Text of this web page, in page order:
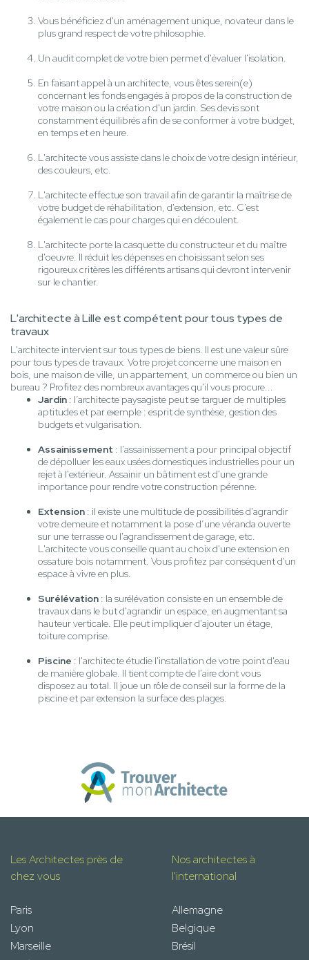
Vous bénéficiez d'un aménagement unique, novateur dans le
plus grand respect de votre philosophie.
Un audit complet de votre bien permet d'évaluer l'isolation.
En faisant appel à un architecte, vous êtes serein(e)
concernant les fonds engagés à propos de la construction de
votre maison ou la création d'un jardin. Ses devis sont
constamment équilibrés afin de se conformer à votre budget,
en temps et en heure.
L'architecte vous assiste dans le choix de votre design intérieur,
des couleurs, etc.
L'architecte effectue son travail afin de garantir la maîtrise de
votre budget de réhabilitation, d'extension, etc. C'est
également le cas pour charges qui en découlent.
L'architecte porte la casquette du constructeur et du maître
d'oeuvre. Il réduit les dépenses en choisissant selon ses
rigoureux critères les différents artisans qui devront intervenir
sur le chantier.
L'architecte à Lille est compétent pour tous types de
travaux
L'architecte intervient sur tous types de biens. Il est une valeur sûre
pour tous types de travaux. Votre projet concerne une maison en
bois, une maison de ville, un appartement, un commerce ou bien un
bureau ? Profitez des nombreux avantages qu'il vous procure...
Jardin : l’architecte paysagiste peut se targuer de multiples
aptitudes et par exemple : esprit de synthèse, gestion des
budgets et vulgarisation.
Assainissement : l'assainissement a pour principal objectif
de dépolluer les eaux usées domestiques industrielles pour un
rejet à l'extérieur. Assainir un bâtiment est d'une grande
importance pour rendre votre construction pérenne.
Extension : il existe une multitude de possibilités d'agrandir
votre demeure et notamment la pose d’une véranda ouverte
sur une terrasse ou l'agrandissement de garage, etc.
L'architecte vous conseille quant au choix d'une extension en
ossature bois notamment. Vous profitez par conséquent d'un
espace à vivre en plus.
Surélévation : la surélévation consiste en un ensemble de
travaux dans le but d'agrandir un espace, en augmentant sa
hauteur verticale. Elle peut impliquer d'ajouter un étage,
toiture comprise.
Piscine : l'architecte étudie l'installation de votre point d'eau
de manière globale. Il tient compte de l'aire dont vous
disposez au total. Il joue un rôle de conseil sur la forme de la
piscine et par extension la surface des plages.
Les Architectes près de
chez vous
Paris
Lyon
Marseille
Nos architectes à
l'international
Allemagne
Belgique
Brésil